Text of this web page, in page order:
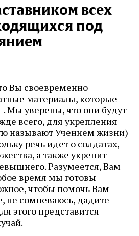
всех
под
Вы своевременно
материалы, которые
. Мы уверены, что они будут
всего, для укрепления
называют Учением жизни)
речь идет о солдатах,
а также укрепит
Разумеется, Вам
время мы готовы
чтобы помочь Вам
не сомневаюсь, дадите
этого представится